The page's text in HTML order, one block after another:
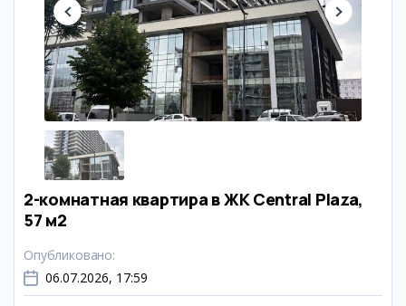
2-комнатная квартира в ЖК Central Plaza,
57 м2
Опубликовано:
06.07.2026, 17:59